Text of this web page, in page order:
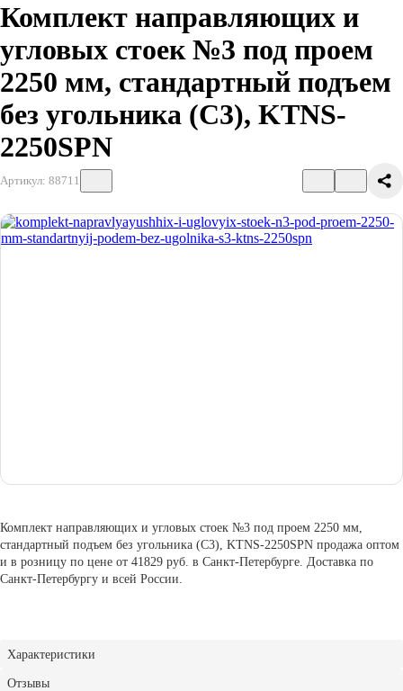
Комплект направляющих и
угловых стоек №3 под проем
2250 мм, стандартный подъем
без угольника (С3), KTNS-
2250SPN
Артикул: 88711
Комплект направляющих и угловых стоек №3 под проем 2250 мм,
стандартный подъем без угольника (С3), KTNS-2250SPN продажа оптом
и в розницу по цене от 41829 руб. в Санкт-Петербурге. Доставка по
Санкт-Петербургу и всей России.
Характеристики
Отзывы